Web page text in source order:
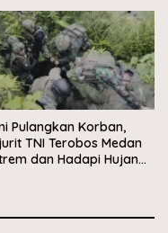
Pulangkan Korban,
TNI Terobos Medan
dan Hadapi Hujan